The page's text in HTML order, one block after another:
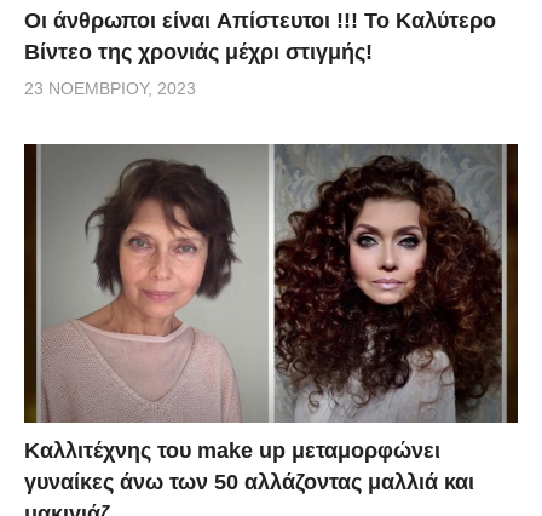
Οι άνθρωποι είναι Aπίστευτοι !!! To Καλύτερο
Βίντεο της χρονιάς μέχρι στιγμής!
23 ΝΟΕΜΒΡΊΟΥ, 2023
Καλλιτέχνης του make up μεταμορφώνει
γυναίκες άνω των 50 αλλάζοντας μαλλιά και